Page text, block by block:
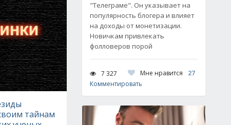
тайнам
"Телеграме". Он указывает на
популярность блогера и влияет
на доходы от монетизации.
Новичкам привлекать
фолловеров порой
7 327 Мне нравится
27
Комментировать